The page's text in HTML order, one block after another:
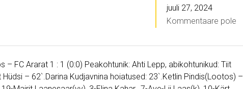
juuli 27, 2024
Kommentaare pole
FC Ararat 1 : 1 (0:0) Peakohtunik: Ahti Lepp, abikohtunikud: Tiit
– 62`.Darina Kudjavnina hoiatused: 23`.Ketlin Pindis(Lootos) –